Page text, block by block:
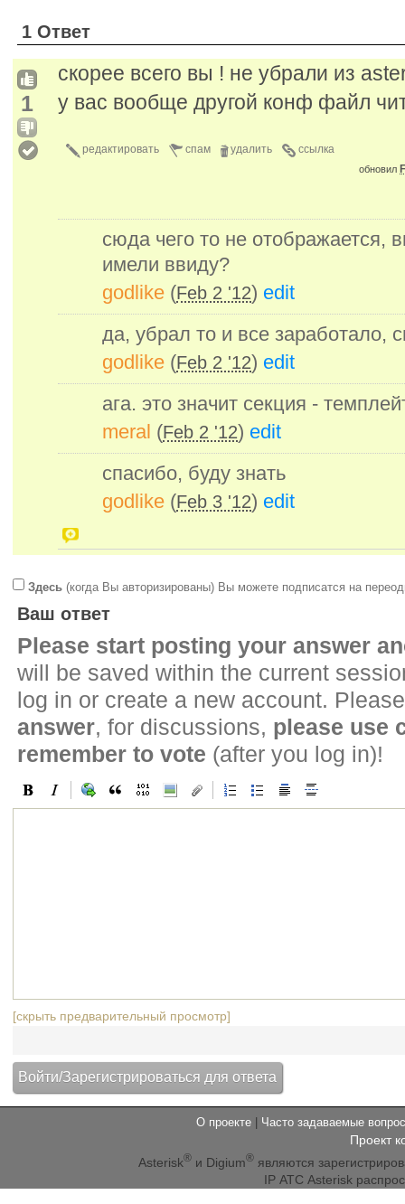
1 Ответ
1
скорее всего вы ! не убрали из
у вас вообще другой конф файл
ссылка
удалить
спам
редактировать
обновил
сюда чего то не отображается,
имели ввиду?
godlike (Feb 2 '12) edit
да, убрал то и все заработало,
godlike (Feb 2 '12) edit
ага. это значит секция -
meral (Feb 2 '12) edit
спасибо, буду знать
godlike (Feb 3 '12) edit
Здесь (когда Вы авторизированы) Вы можете подписатся на
Ваш ответ
Please start posting your answer
will be saved within the current
log in or create a new account.
answer, for discussions, please use
remember to vote (after you log in)!
[скрыть предварительный просмотр]
О проекте Часто задаваемые
Проект
Asterisk® и Digium® являются
IP АТС Asterisk